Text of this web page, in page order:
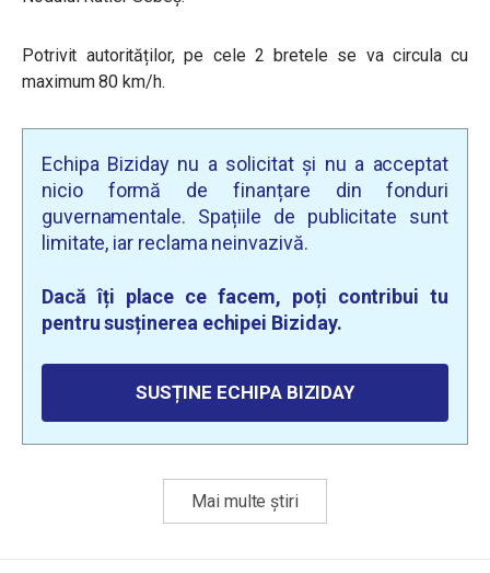
Potrivit autorităților, pe cele 2 bretele se va circula cu
maximum 80 km/h.
Echipa Biziday nu a solicitat și nu a acceptat
nicio formă de finanțare din fonduri
guvernamentale. Spațiile de publicitate sunt
limitate, iar reclama neinvazivă.
Dacă îți place ce facem, poți contribui tu
pentru susținerea echipei Biziday.
SUSȚINE ECHIPA BIZIDAY
Mai multe știri